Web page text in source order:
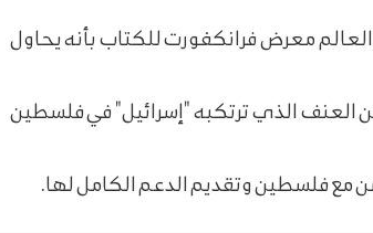
العالم معرض فرانكفورت للكتاب بأنه يحاول
العنف الذي ترتكبه "إسرائيل" في فلسطين
مع فلسطين وتقديم الدعم الكامل لها.